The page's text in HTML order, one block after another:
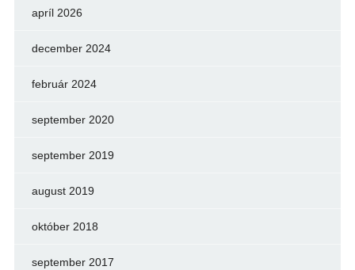
apríl 2026
december 2024
február 2024
september 2020
september 2019
august 2019
október 2018
september 2017